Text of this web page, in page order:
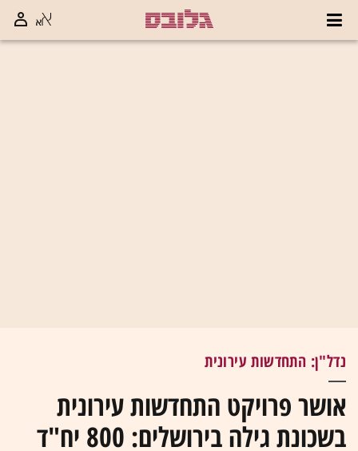
נדל"ן: התחדשות עירונית
אושר פרויקט התחדשות עירונית
בשכונת גילה בירושלים: 800 יח"ד